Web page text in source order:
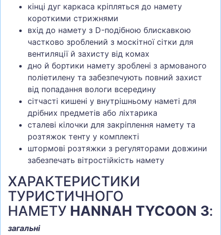
кінці дуг каркаса кріпляться до намету
короткими стрижнями
вхід до намету з D-подібною блискавкою
частково зроблений з москітної сітки для
вентиляції й захисту від комах
дно й бортики намету зроблені з армованого
поліетилену та забезпечують повний захист
від попадання вологи всередину
сітчасті кишені у внутрішньому наметі для
дрібних предметів або ліхтарика
сталеві кілочки для закріплення намету та
розтяжок тенту у комплекті
штормові розтяжки з регуляторами довжини
забезпечать вітростійкість намету
ХАРАКТЕРИСТИКИ
ТУРИСТИЧНОГО
НАМЕТУ HANNAH TYCOON 3:
загальні